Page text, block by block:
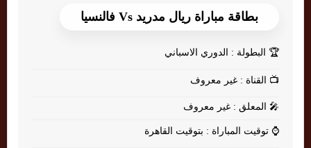
بطاقة مباراة ريال مدريد Vs فالنسيا
🏆 البطولة : الدوري الاسباني
📺 القناة : غير معروف
🎤 المعلق : غير معروف
⌚ توقيت المباراة : بتوقيت القاهرة